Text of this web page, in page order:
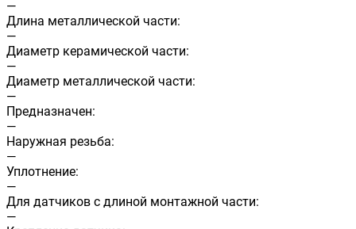
—
Длина металлической части:
—
Диаметр керамической части:
—
Диаметр металлической части:
—
Предназначен:
—
Наружная резьба:
—
Уплотнение:
—
Для датчиков с длиной монтажной части:
—